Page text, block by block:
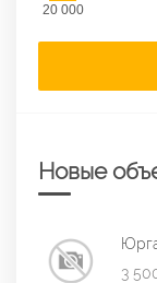
20 000
Новые
3